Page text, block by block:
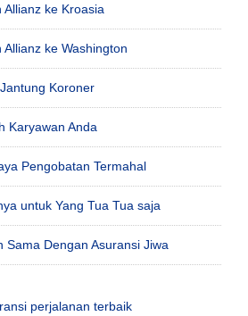
ke Kroasia
ke Washington
Koroner
Karyawan Anda
Pengobatan Termahal
untuk Yang Tua Tua saja
Sama Dengan Asuransi Jiwa